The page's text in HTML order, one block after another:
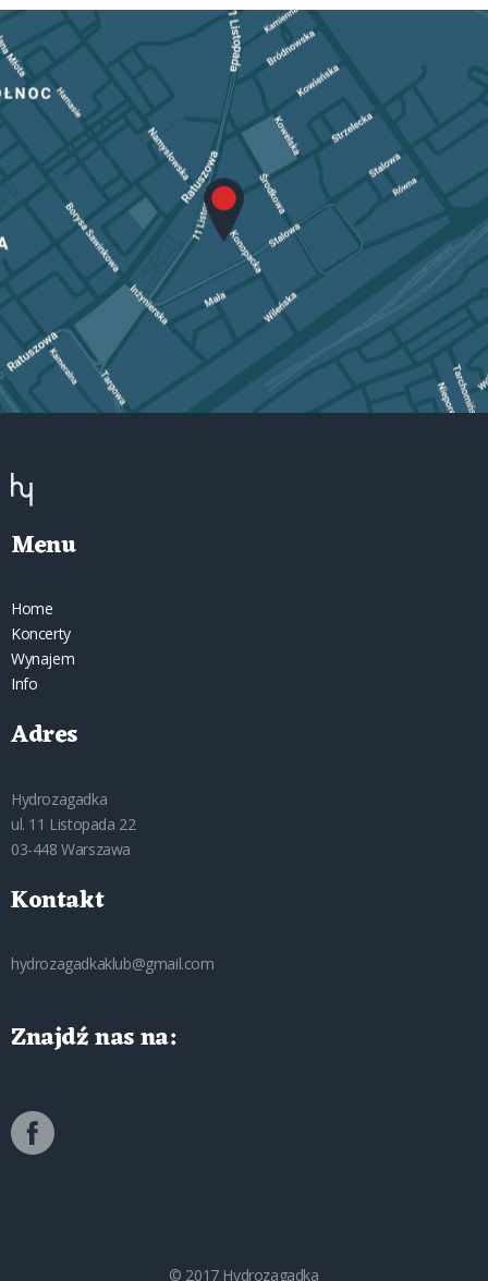
Menu
Home
Koncerty
Wynajem
Info
Adres
Hydrozagadka
ul. 11 Listopada 22
03-448 Warszawa
Kontakt
hydrozagadkaklub@gmail.com
Znajdź nas na:
© 2017 Hydrozagadka